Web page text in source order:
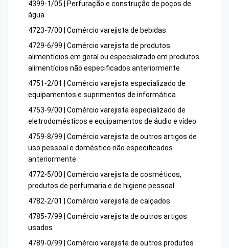
4399-1/05 | Perfuração e construção de poços de
água
4723-7/00 | Comércio varejista de bebidas
4729-6/99 | Comércio varejista de produtos
alimentícios em geral ou especializado em produtos
alimentícios não especificados anteriormente
4751-2/01 | Comércio varejista especializado de
equipamentos e suprimentos de informática
4753-9/00 | Comércio varejista especializado de
eletrodomésticos e equipamentos de áudio e vídeo
4759-8/99 | Comércio varejista de outros artigos de
uso pessoal e doméstico não especificados
anteriormente
4772-5/00 | Comércio varejista de cosméticos,
produtos de perfumaria e de higiene pessoal
4782-2/01 | Comércio varejista de calçados
4785-7/99 | Comércio varejista de outros artigos
usados
4789-0/99 | Comércio varejista de outros produtos